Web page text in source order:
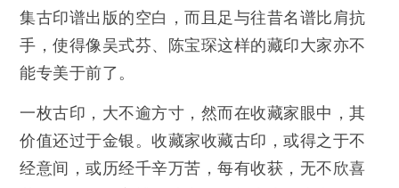
集古印谱出版的空白，而且足与往昔名谱比肩抗
手，使得像吴式芬、陈宝琛这样的藏印大家亦不
能专美于前了。
一枚古印，大不逾方寸，然而在收藏家眼中，其
价值还过于金银。收藏家收藏古印，或得之于不
经意间，或历经千辛万苦，每有收获，无不欣喜